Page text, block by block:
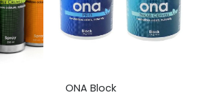
ONA Block